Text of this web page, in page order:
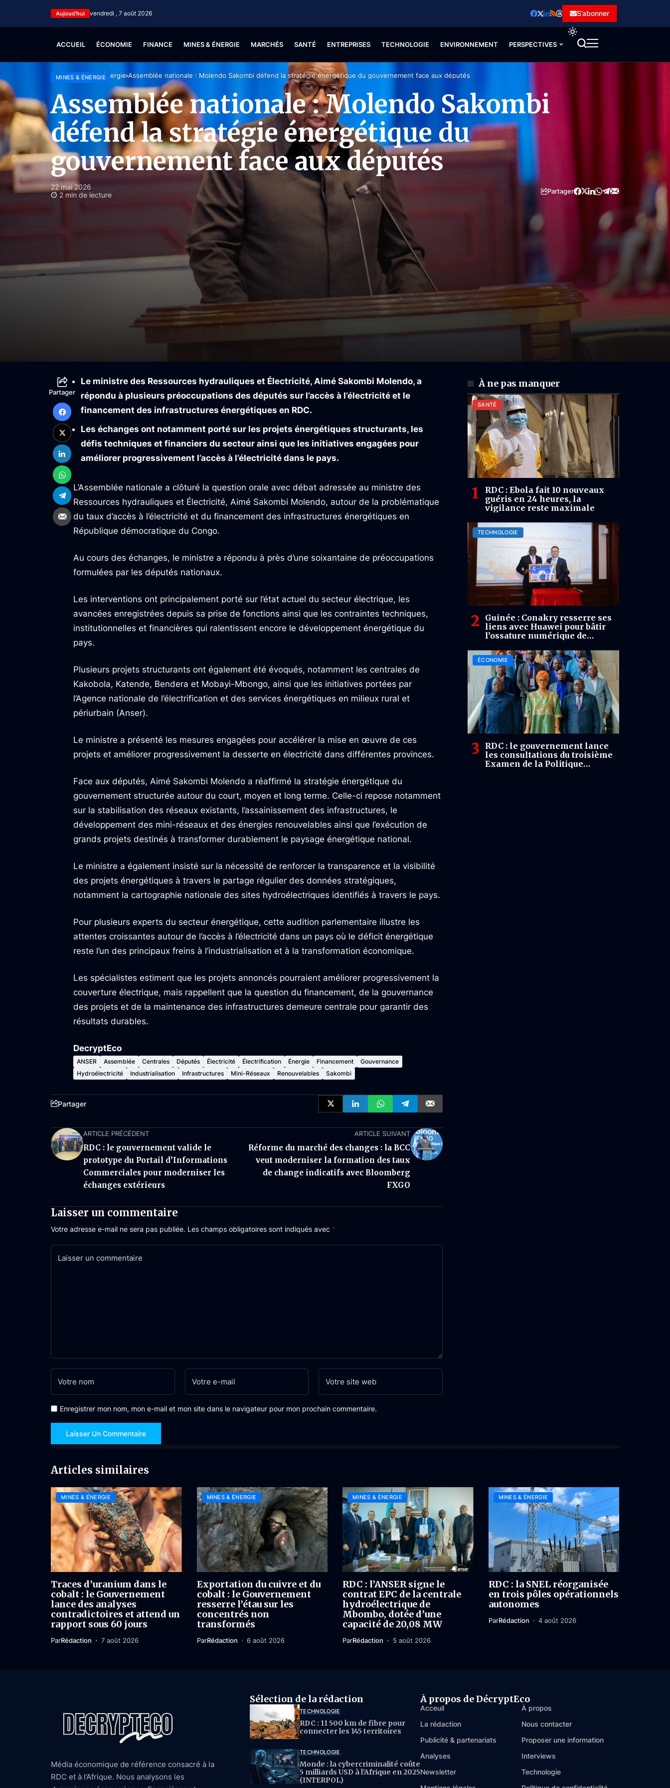
Aujoud'hui vendredi , 7 août 2026 S’abonner
ACCUEIL ÉCONOMIE FINANCE MINES & ÉNERGIE MARCHÉS SANTÉ ENTREPRISES TECHNOLOGIE ENVIRONNEMENT PERSPECTIVES
Accueil Mines & Énergie Assemblée nationale : Molendo Sakombi défend la stratégie énergétique du gouvernement face aux députés
MINES & ÉNERGIE
Assemblée nationale : Molendo Sakombi
défend la stratégie énergétique du
gouvernement face aux députés
22 mai 2026
2 min de lecture
Partager
Partager
Le ministre des Ressources hydrauliques et Électricité, Aimé Sakombi Molendo, a
répondu à plusieurs préoccupations des députés sur l’accès à l’électricité et le
financement des infrastructures énergétiques en RDC.
Les échanges ont notamment porté sur les projets énergétiques structurants, les
défis techniques et financiers du secteur ainsi que les initiatives engagées pour
améliorer progressivement l’accès à l’électricité dans le pays.
L’Assemblée nationale a clôturé la question orale avec débat adressée au ministre des
Ressources hydrauliques et Électricité, Aimé Sakombi Molendo, autour de la problématique
du taux d’accès à l’électricité et du financement des infrastructures énergétiques en
République démocratique du Congo.
Au cours des échanges, le ministre a répondu à près d’une soixantaine de préoccupations
formulées par les députés nationaux.
Les interventions ont principalement porté sur l’état actuel du secteur électrique, les
avancées enregistrées depuis sa prise de fonctions ainsi que les contraintes techniques,
institutionnelles et financières qui ralentissent encore le développement énergétique du
pays.
Plusieurs projets structurants ont également été évoqués, notamment les centrales de
Kakobola, Katende, Bendera et Mobayi-Mbongo, ainsi que les initiatives portées par
l’Agence nationale de l’électrification et des services énergétiques en milieux rural et
périurbain (Anser).
Le ministre a présenté les mesures engagées pour accélérer la mise en œuvre de ces
projets et améliorer progressivement la desserte en électricité dans différentes provinces.
Face aux députés, Aimé Sakombi Molendo a réaffirmé la stratégie énergétique du
gouvernement structurée autour du court, moyen et long terme. Celle-ci repose notamment
sur la stabilisation des réseaux existants, l’assainissement des infrastructures, le
développement des mini-réseaux et des énergies renouvelables ainsi que l’exécution de
grands projets destinés à transformer durablement le paysage énergétique national.
Le ministre a également insisté sur la nécessité de renforcer la transparence et la visibilité
des projets énergétiques à travers le partage régulier des données stratégiques,
notamment la cartographie nationale des sites hydroélectriques identifiés à travers le pays.
Pour plusieurs experts du secteur énergétique, cette audition parlementaire illustre les
attentes croissantes autour de l’accès à l’électricité dans un pays où le déficit énergétique
reste l’un des principaux freins à l’industrialisation et à la transformation économique.
Les spécialistes estiment que les projets annoncés pourraient améliorer progressivement la
couverture électrique, mais rappellent que la question du financement, de la gouvernance
des projets et de la maintenance des infrastructures demeure centrale pour garantir des
résultats durables.
DecryptEco
ANSER Assemblée Centrales Députés Électricité Électrification Énergie Financement
Gouvernance
Hydroélectricité
Industrialisation Infrastructures Mini-Réseaux Renouvelables Sakombi
Partager
ARTICLE PRÉCÉDENT
RDC : le gouvernement valide le
prototype du Portail d’Informations
Commerciales pour moderniser les
échanges extérieurs
ARTICLE SUIVANT
Réforme du marché des changes : la BCC
veut moderniser la formation des taux
de change indicatifs avec Bloomberg
FXGO
Laisser un commentaire
Votre adresse e-mail ne sera pas publiée. Les champs obligatoires sont indiqués avec *
Enregistrer mon nom, mon e-mail et mon site dans le navigateur pour mon prochain commentaire.
À ne pas manquer
SANTÉ
RDC : Ebola fait 10 nouveaux
guéris en 24 heures, la
vigilance reste maximale
TECHNOLOGIE
Guinée : Conakry resserre ses
liens avec Huawei pour bâtir
l’ossature numérique de
ÉCONOMIE
RDC : le gouvernement lance
les consultations du troisième
Examen de la Politique
Articles similaires
MINES & ÉNERGIE
Traces d’uranium dans le
cobalt : le Gouvernement
lance des analyses
contradictoires et attend un
rapport sous 60 jours
ParRédaction 7 août 2026
MINES & ÉNERGIE
Exportation du cuivre et du
cobalt : le Gouvernement
resserre l’étau sur les
concentrés non
transformés
ParRédaction 6 août 2026
MINES & ÉNERGIE
RDC : l’ANSER signe le
contrat EPC de la centrale
hydroélectrique de
Mbombo, dotée d’une
capacité de 20,08 MW
ParRédaction 5 août 2026
MINES & ÉNERGIE
RDC : la SNEL réorganisée
en trois pôles opérationnels
autonomes
ParRédaction 4 août 2026
Média économique de référence consacré à la
RDC et à l’Afrique. Nous analysons les
Sélection de la rédaction
TECHNOLOGIE
RDC : 11 500 km de fibre pour
connecter les 145 territoires
TECHNOLOGIE
Monde : la cybercriminalité coûte
5 milliards USD à l’Afrique en 2025
(INTERPOL)
À propos de DécryptEco
Acceuil
À propos
La rédaction
Nous contacter
Publicité & partenariats
Proposer une information
Analyses
Interviews
Newsletter
Technologie